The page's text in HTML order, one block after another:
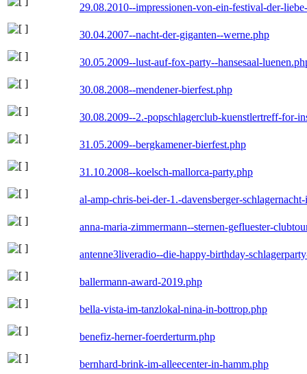
29.08.2010--impressionen-von-ein-festival-der-
30.04.2007--nacht-der-giganten--werne.php
30.05.2009--lust-auf-fox-party--hansesaal-
30.08.2008--mendener-bierfest.php
30.08.2009--2.-popschlagerclub-kuenstlertreff-for-
31.05.2009--bergkamener-bierfest.php
31.10.2008--koelsch-mallorca-party.php
al-amp-chris-bei-der-1.-davensberger-
anna-maria-zimmermann--sternen-gefluester-
antenne3liveradio--die-happy-birthday-
ballermann-award-2019.php
bella-vista-im-tanzlokal-nina-in-bottrop.php
benefiz-herner-foerderturm.php
bernhard-brink-im-alleecenter-in-hamm.php